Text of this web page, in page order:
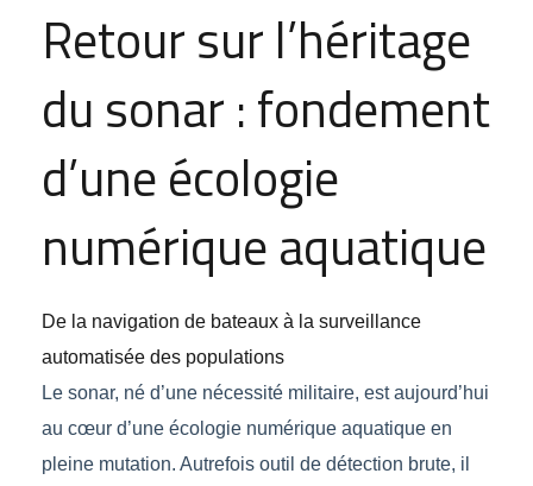
Retour sur l’héritage
du sonar : fondement
d’une écologie
numérique aquatique
De la navigation de bateaux à la surveillance
automatisée des populations
Le sonar, né d’une nécessité militaire, est aujourd’hui
au cœur d’une écologie numérique aquatique en
pleine mutation. Autrefois outil de détection brute, il